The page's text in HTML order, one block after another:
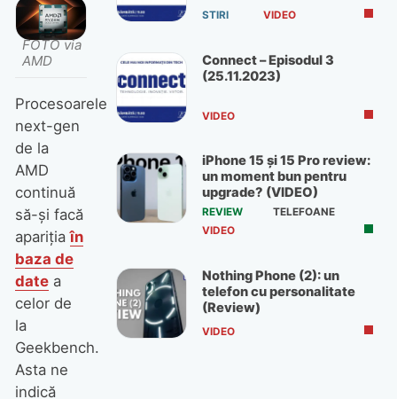
FOTO via
AMD
Procesoarele
next-gen
de la
AMD
continuă
să-și facă
aparițiaîn
baza de
datea
celor de
la
Geekbench.
Asta ne
indică
STIRI VIDEO
Connect – Episodul 3
(25.11.2023)
VIDEO
iPhone 15 și 15 Pro review:
un moment bun pentru
upgrade? (VIDEO)
REVIEW
TELEFOANE
VIDEO
Nothing Phone (2): un
telefon cu personalitate
(Review)
VIDEO